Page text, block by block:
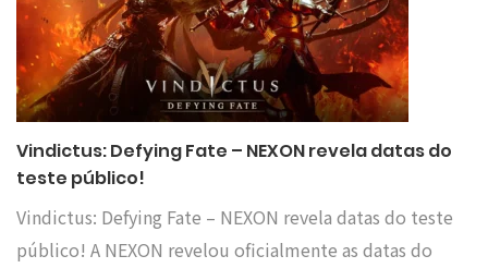
Vindictus: Defying Fate – NEXON revela datas do
teste público!
Vindictus: Defying Fate – NEXON revela datas do teste
público! A NEXON revelou oficialmente as datas do